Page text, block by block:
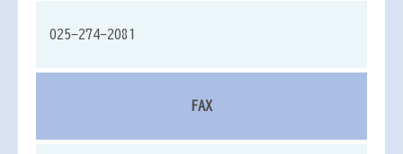
025-274-2081
FAX